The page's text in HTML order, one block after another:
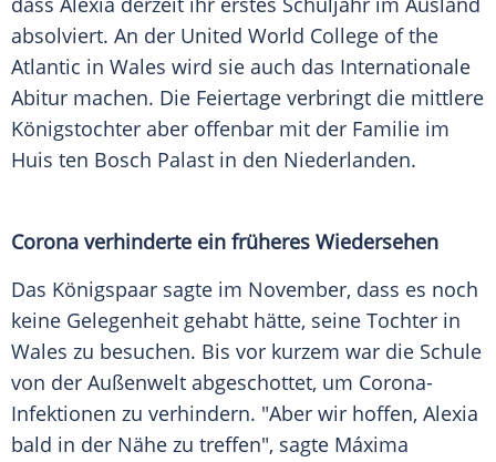
absolviert. An der United World College of the
Atlantic in Wales wird sie auch das Internationale
Abitur machen. Die Feiertage verbringt die mittlere
Königstochter aber offenbar mit der Familie im
Huis ten Bosch Palast in den Niederlanden.
Corona verhinderte ein früheres Wiedersehen
Das Königspaar sagte im November, dass es noch
keine Gelegenheit gehabt hätte, seine Tochter in
Wales zu besuchen. Bis vor kurzem war die Schule
von der Außenwelt abgeschottet, um Corona-
Infektionen zu verhindern. "Aber wir hoffen, Alexia
bald in der Nähe zu treffen", sagte Máxima